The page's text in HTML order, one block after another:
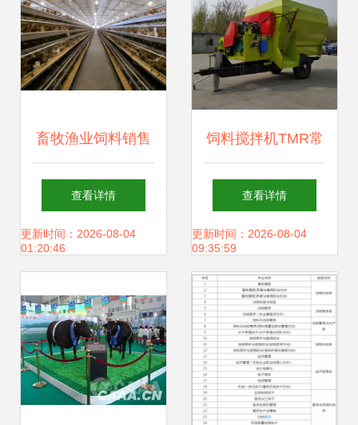
畜牧渔业饲料销售
农业企业创新发展
的核心路径
查看详情
更新时间：2026-08-04
01:20:46
饲料搅拌机TMR常
用指南 高效畜牧养
殖的必备工具
查看详情
更新时间：2026-08-04
09:35:59